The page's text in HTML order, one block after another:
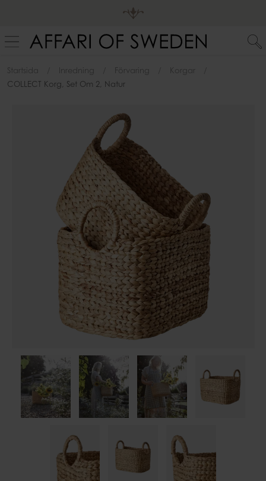
Startsida Inredning Förvaring
Korgar
COLLECT Korg, Set Om 2, Natur